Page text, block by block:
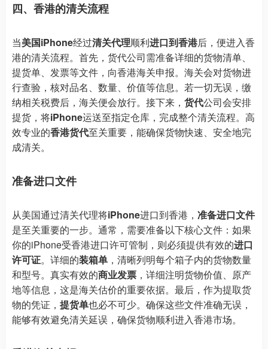
四、香港的清关流程
当美国iPhone经过清关代理顺利进口到香港后，便进入香
港的清关流程。首先，货代公司需准备详细的货物清单、
提货单、发票等文件，向香港海关申报。海关会对货物进
行查验，核对品名、数量、价值等信息。若一切无误，缴
纳相关税费后，海关便会放行。接下来， 货代公司会安排
提货，将iPhone运送至指定仓库，完成整个清关流程。高
效专业的香港货代至关重要，能确保货物快速、安全地完
成清关。
准备进口文件
从美国通过清关代理将iPhone进口到香港， 准备进口文件
是至关重要的一步。通常，需要准备以下核心文件：如果
你的iPhone受香港进口许可管制，则必须提供有效的进口
许可证。详细的装箱单 ，清晰列明每个箱子内的货物数量
和型号。真实有效的商业发票 ，详细注明货物价值、原产
地等信息，这是海关估价的重要依据。最后，作为提取货
物的凭证， 提货单也必不可少。确保这些文件准确无误，
能够有效避免清关延误，确保货物顺利进入香港市场。